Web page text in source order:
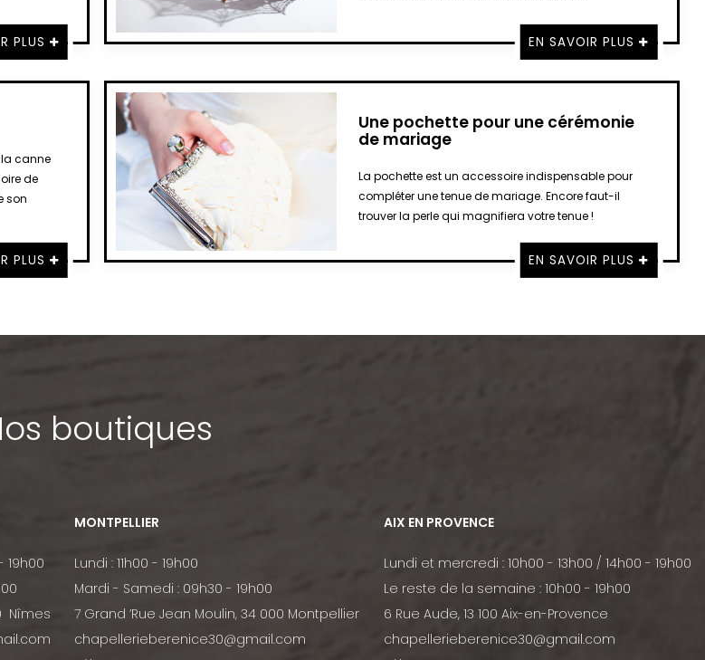
PLUS EN SAVOIR PLUS
la canne
de
son
PLUS
Une pochette pour une cérémonie
de mariage
La pochette est un accessoire indispensable pour
compléter une tenue de mariage. Encore faut-il
trouver la perle qui magnifiera votre tenue !
EN SAVOIR PLUS
boutiques
19h00
Nîmes
MONTPELLIER
Lundi : 11h00 - 19h00
Mardi - Samedi : 09h30 - 19h00
7 Grand ’Rue Jean Moulin, 34 000 Montpellier
chapellerieberenice30@gmail.com
AIX EN PROVENCE
Lundi et mercredi : 10h00 - 13h00 / 14h00 - 19h00
Le reste de la semaine : 10h00 - 19h00
6 Rue Aude, 13 100 Aix-en-Provence
chapellerieberenice30@gmail.com